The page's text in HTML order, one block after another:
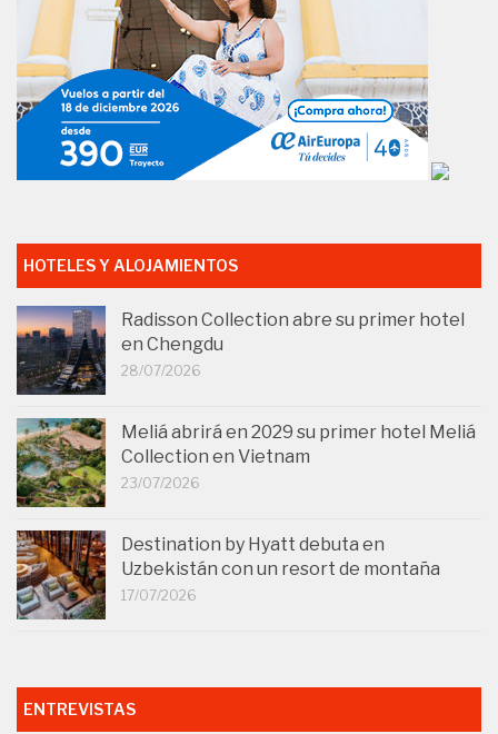
HOTELES Y ALOJAMIENTOS
Radisson Collection abre su primer hotel
en Chengdu
28/07/2026
Meliá abrirá en 2029 su primer hotel Meliá
Collection en Vietnam
23/07/2026
Destination by Hyatt debuta en
Uzbekistán con un resort de montaña
17/07/2026
ENTREVISTAS